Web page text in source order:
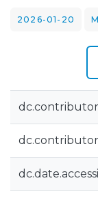
2026-01-20